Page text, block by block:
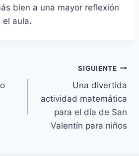
bien a una mayor reflexión
el aula.
SIGUIENTE
Una divertida
actividad matemática
para el día de San
Valentín para niños